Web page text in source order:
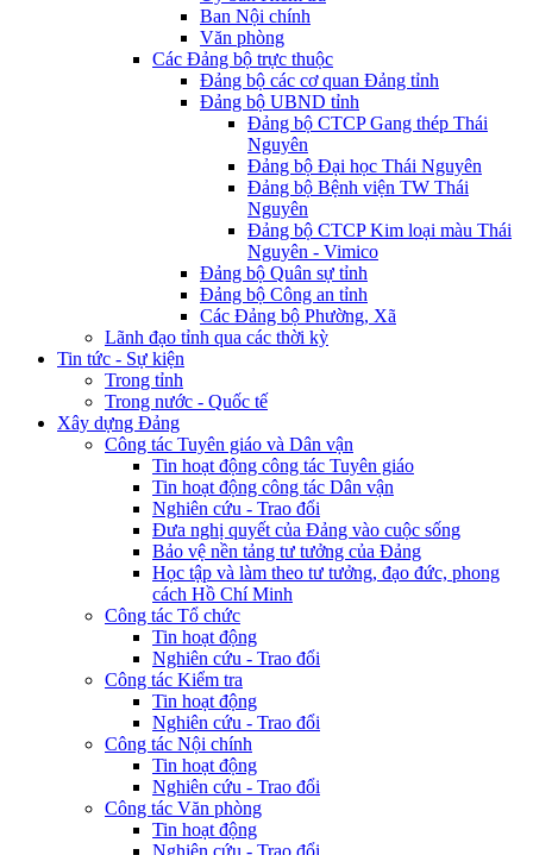
Ban Nội chính
Văn phòng
Các Đảng bộ trực thuộc
Đảng bộ các cơ quan Đảng tỉnh
Đảng bộ UBND tỉnh
Đảng bộ CTCP Gang thép Thái
Nguyên
Đảng bộ Đại học Thái Nguyên
Đảng bộ Bệnh viện TW Thái
Nguyên
Đảng bộ CTCP Kim loại màu Thái
Nguyên - Vimico
Đảng bộ Quân sự tỉnh
Đảng bộ Công an tỉnh
Các Đảng bộ Phường, Xã
Lãnh đạo tỉnh qua các thời kỳ
Tin tức - Sự kiện
Trong tỉnh
Trong nước - Quốc tế
Xây dựng Đảng
Công tác Tuyên giáo và Dân vận
Tin hoạt động công tác Tuyên giáo
Tin hoạt động công tác Dân vận
Nghiên cứu - Trao đổi
Đưa nghị quyết của Đảng vào cuộc sống
Bảo vệ nền tảng tư tưởng của Đảng
Học tập và làm theo tư tưởng, đạo đức, phong
cách Hồ Chí Minh
Công tác Tổ chức
Tin hoạt động
Nghiên cứu - Trao đổi
Công tác Kiểm tra
Tin hoạt động
Nghiên cứu - Trao đổi
Công tác Nội chính
Tin hoạt động
Nghiên cứu - Trao đổi
Công tác Văn phòng
Tin hoạt động
Nghiên cứu - Trao đổi